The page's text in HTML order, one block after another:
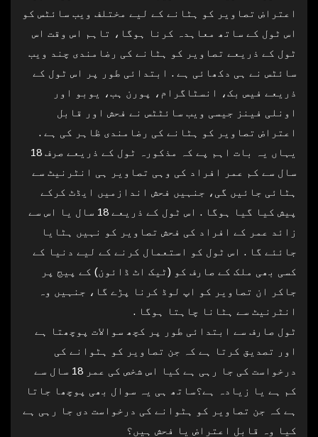
اعتراض تصاویر کو ہٹانے کے لیے مختلف ویب سائٹس کو
اس ٹول کے ساتھ معاہدہ کرنا ہوگا، تاہم اس وقت اس
ٹول کے ذریعے تصاویر کو ہٹانے کی رضامندی چند ویب
سائٹس نے ہی دکھائی ہے . ابتدائی طور پر اس ٹول کے
ذریعے فیس بک، انسٹاگرام، پورن ہب، یوبو اور
اونلی فینز جیسی ویب سائٹٹس نے فحش اور قابل
اعتراض تصاویر کو ہٹانے کی رضامندی ظاہر کی ہے .
یہاں یہ بات اہم پے کہ مذکورہ ٹول کے ذریعے صرف 18
سال سے کم عمر افراد کی وہی تصاویر ہی انٹرنیٹ سے
ہٹائی جائیں گی، جنہیں فحش اندازمیں ایڈٹ کرکے
پیش کیا گیا ہوگا . اس ٹول کے ذریعے 18 سال یا اس سے
زائد عمر کے افراد کی فحش تصاویر کو نہیں ہٹایا
جائئے گا . اس ٹول کو استعمال کرنے کے لیے دنیا کے
کسی بھی ملک کے صارف کو (ٹیک اٹ ڈائون) کے پیج پر
جاکر ان تصاویر کو اپ لوڈ کرنا پڑے گا، جنہیں وہ
انٹرنیٹ سے ہٹانا چاہتا ہوگا .
ٹول صارف سے ابتدائی طور پر کچھ سوالات پوچھتا ہے
اور تصدیق کرتا ہے کہ جن تصاویر کو ہٹوانے کی
درخواست کی جا رہی ہے کیا اس شخص کی عمر 18 سال سے
کم ہے یا زیادہ ہے؟ساتھ ہی یہ سوال بھی پوچھا جاتا
ہے کہ جن تصاویر کو ہٹوانے کی درخواست دی جا رہی ہے
کیا وہ قابل اعتراض یا فحش ہیں؟